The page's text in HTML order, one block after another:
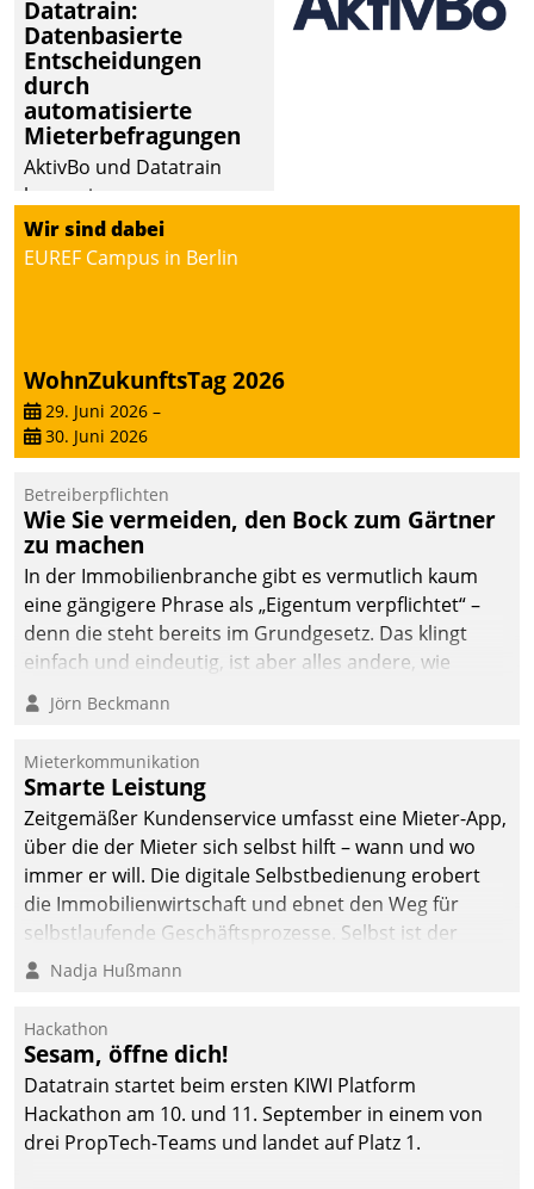
Datatrain:
Datenbasierte
Entscheidungen
durch
automatisierte
Mieterbefragungen
AktivBo und Datatrain
kooperieren –
Immobilienunternehmen
profitieren: Die nahtlose
automatisiert ausgelöste,
zielgerichtete
Mieterbefragungen – eine
starke Grundlage für
intelligente,
datengestützte
Entscheidungen.
Wir sind dabei
EUREF Campus in Berlin
WohnZukunftsTag 2026
29. Juni 2026 –
30. Juni 2026
Betreiberpflichten
Wie Sie vermeiden, den Bock zum Gärtner
zu machen
In der Immobilienbranche gibt es vermutlich kaum
eine gängigere Phrase als „Eigentum verpflichtet“ –
denn die steht bereits im Grundgesetz. Das klingt
einfach und eindeutig, ist aber alles andere, wie
Branchenbeschäftigte wissen. Denn mit der
Verantwortung folgen Verpflichtungen.
Jörn Beckmann
Mieterkommunikation
Smarte Leistung
Zeitgemäßer Kundenservice umfasst eine Mieter-App,
über die der Mieter sich selbst hilft – wann und wo
immer er will. Die digitale Selbstbedienung erobert
die Immobilienwirtschaft und ebnet den Weg für
selbstlaufende Geschäftsprozesse. Selbst ist der
Kunde und smart der Serviceanbieter.
Nadja Hußmann
Hackathon
Sesam, öffne dich!
Datatrain startet beim ersten KIWI Platform
Hackathon am 10. und 11. September in einem von
drei PropTech-Teams und landet auf Platz 1.